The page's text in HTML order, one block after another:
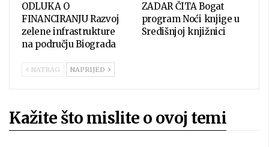
ODLUKA O
FINANCIRANJU Razvoj
zelene infrastrukture
na području Biograda
ZADAR ČITA Bogat
program Noći knjige u
Središnjoj knjižnici
NATRAG NAPRIJED
Kažite što mislite o ovoj temi